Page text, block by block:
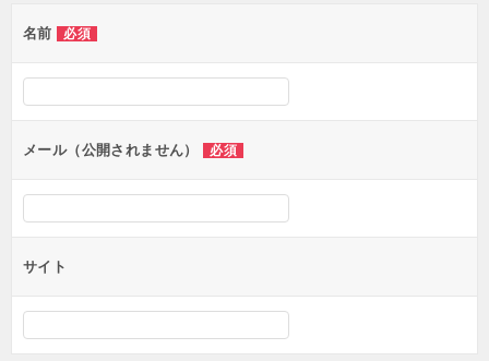
名前 必須
メール（公開されません） 必須
サイト